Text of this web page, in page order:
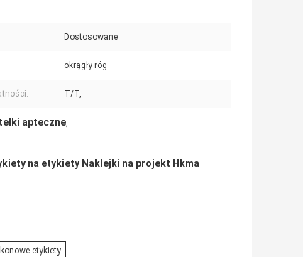
Dostosowane
okrągły róg
T/T,
apteczne,
na etykiety Naklejki na projekt Hkma
etykiety